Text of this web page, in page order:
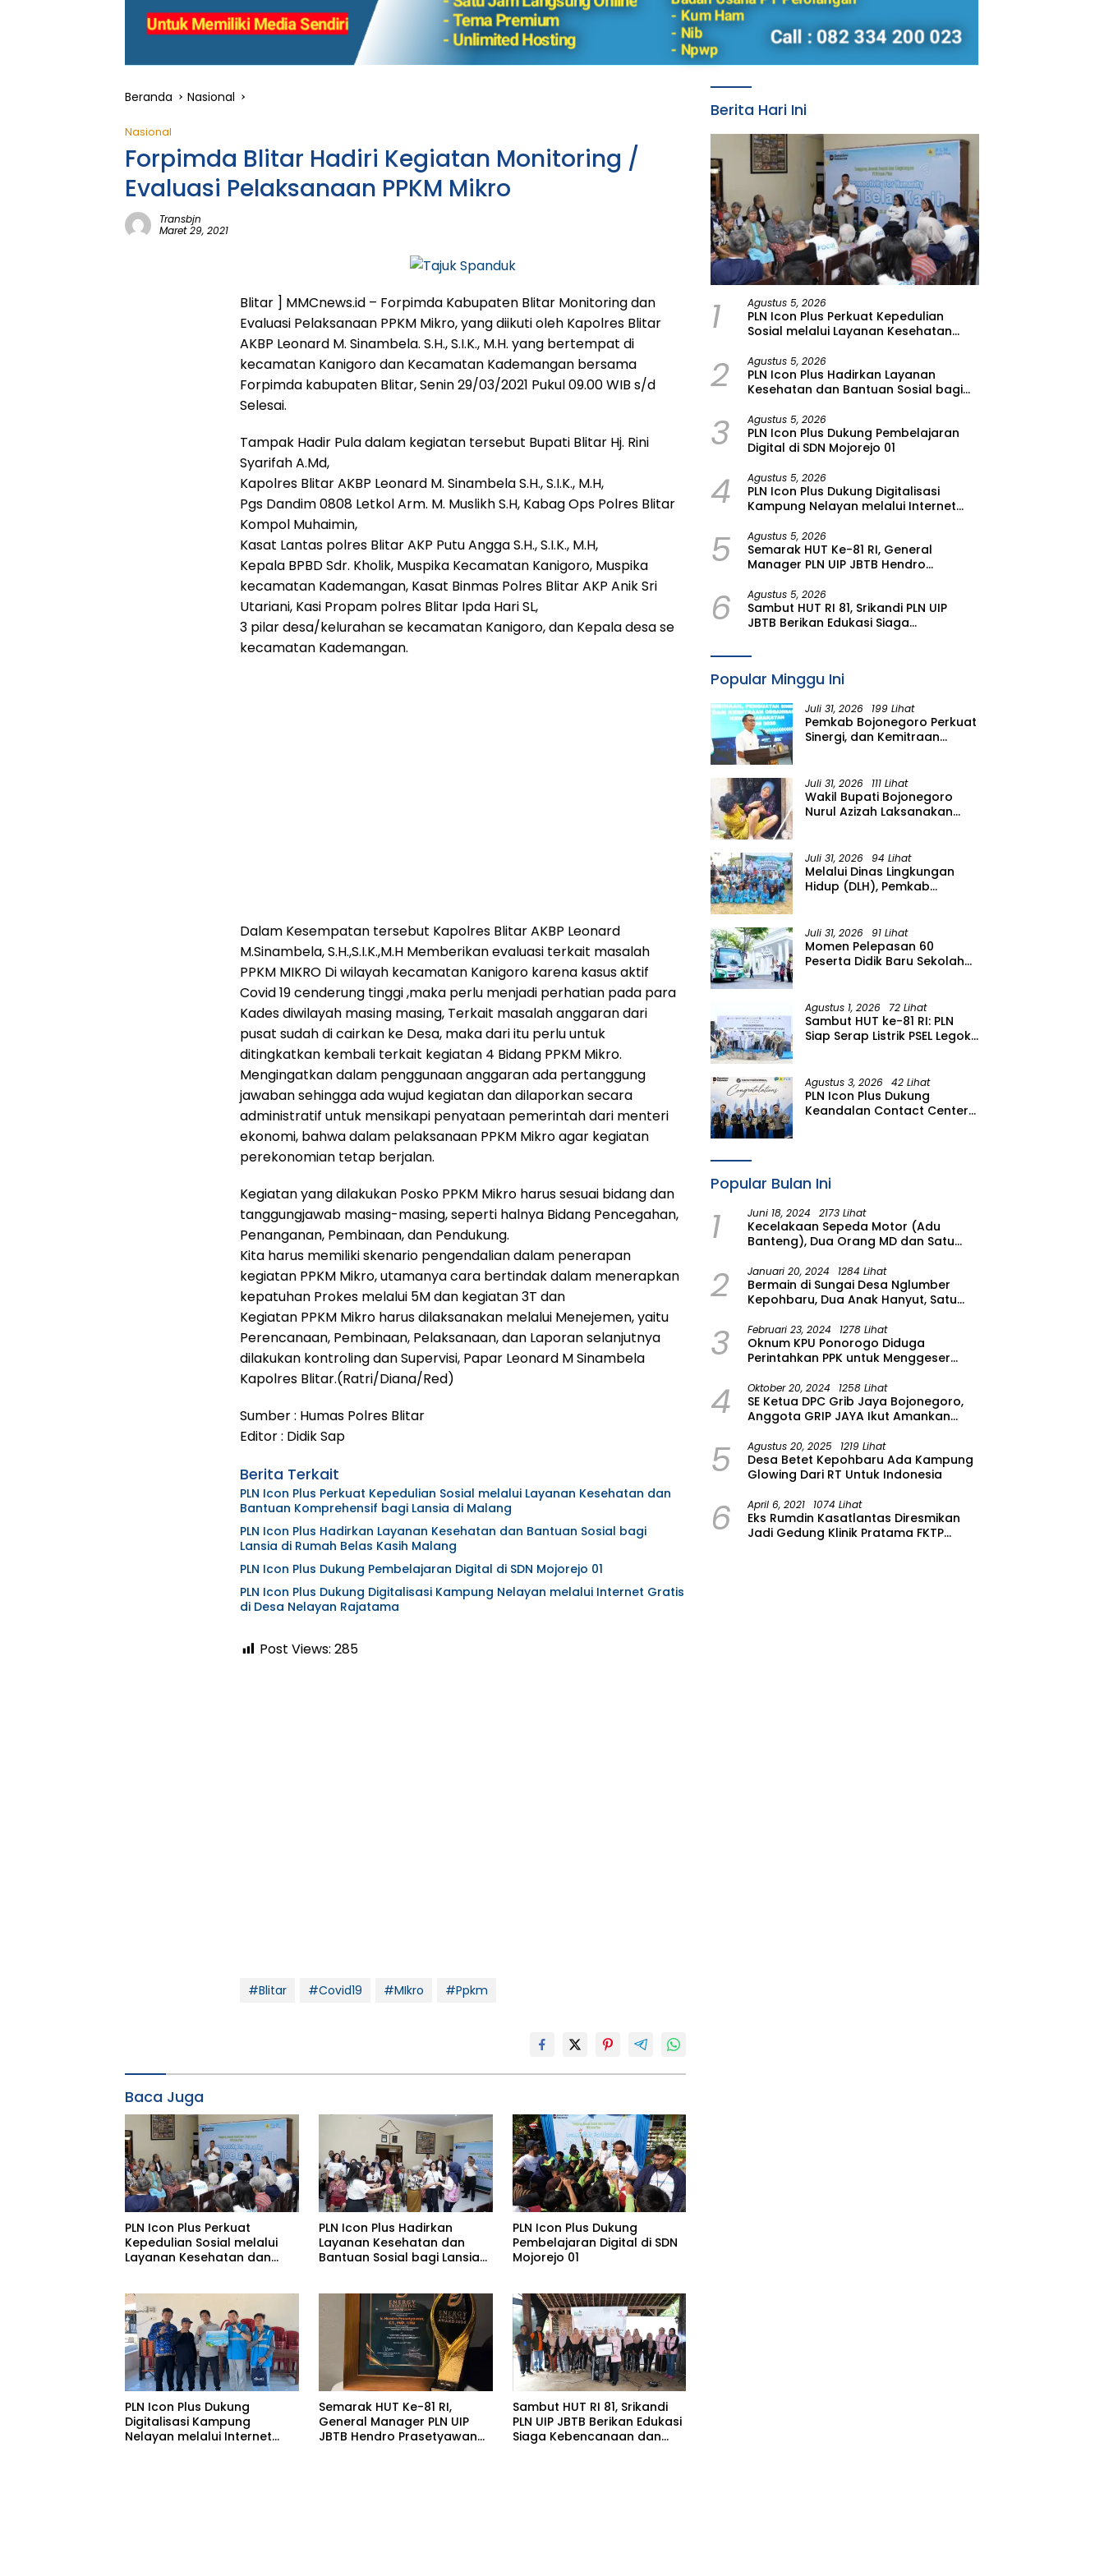
Beranda Nasional
Nasional
Forpimda Blitar Hadiri Kegiatan Monitoring /
Evaluasi Pelaksanaan PPKM Mikro
Transbjn
Maret 29, 2021
Blitar ] MMCnews.id – Forpimda Kabupaten Blitar Monitoring dan
Evaluasi Pelaksanaan PPKM Mikro, yang diikuti oleh Kapolres Blitar
AKBP Leonard M. Sinambela. S.H., S.I.K., M.H. yang bertempat di
kecamatan Kanigoro dan Kecamatan Kademangan bersama
Forpimda kabupaten Blitar, Senin 29/03/2021 Pukul 09.00 WIB s/d
Selesai.
Tampak Hadir Pula dalam kegiatan tersebut Bupati Blitar Hj. Rini
Syarifah A.Md,
Kapolres Blitar AKBP Leonard M. Sinambela S.H., S.I.K., M.H,
Pgs Dandim 0808 Letkol Arm. M. Muslikh S.H, Kabag Ops Polres Blitar
Kompol Muhaimin,
Kasat Lantas polres Blitar AKP Putu Angga S.H., S.I.K., M.H,
Kepala BPBD Sdr. Kholik, Muspika Kecamatan Kanigoro, Muspika
kecamatan Kademangan, Kasat Binmas Polres Blitar AKP Anik Sri
Utariani, Kasi Propam polres Blitar Ipda Hari SL,
3 pilar desa/kelurahan se kecamatan Kanigoro, dan Kepala desa se
kecamatan Kademangan.
Dalam Kesempatan tersebut Kapolres Blitar AKBP Leonard
M.Sinambela, S.H.,S.I.K.,M.H Memberikan evaluasi terkait masalah
PPKM MIKRO Di wilayah kecamatan Kanigoro karena kasus aktif
Covid 19 cenderung tinggi ,maka perlu menjadi perhatian pada para
Kades diwilayah masing masing, Terkait masalah anggaran dari
pusat sudah di cairkan ke Desa, maka dari itu perlu untuk
ditingkatkan kembali terkait kegiatan 4 Bidang PPKM Mikro.
Mengingatkan dalam penggunaan anggaran ada pertanggung
jawaban sehingga ada wujud kegiatan dan dilaporkan secara
administratif untuk mensikapi penyataan pemerintah dari menteri
ekonomi, bahwa dalam pelaksanaan PPKM Mikro agar kegiatan
perekonomian tetap berjalan.
Kegiatan yang dilakukan Posko PPKM Mikro harus sesuai bidang dan
tanggungjawab masing-masing, seperti halnya Bidang Pencegahan,
Penanganan, Pembinaan, dan Pendukung.
Kita harus memiliki skenario pengendalian dalam penerapan
kegiatan PPKM Mikro, utamanya cara bertindak dalam menerapkan
kepatuhan Prokes melalui 5M dan kegiatan 3T dan
Kegiatan PPKM Mikro harus dilaksanakan melalui Menejemen, yaitu
Perencanaan, Pembinaan, Pelaksanaan, dan Laporan selanjutnya
dilakukan kontroling dan Supervisi, Papar Leonard M Sinambela
Kapolres Blitar.(Ratri/Diana/Red)
Sumber : Humas Polres Blitar
Editor : Didik Sap
Berita Terkait
PLN Icon Plus Perkuat Kepedulian Sosial melalui Layanan Kesehatan dan
Bantuan Komprehensif bagi Lansia di Malang
PLN Icon Plus Hadirkan Layanan Kesehatan dan Bantuan Sosial bagi
Lansia di Rumah Belas Kasih Malang
PLN Icon Plus Dukung Pembelajaran Digital di SDN Mojorejo 01
PLN Icon Plus Dukung Digitalisasi Kampung Nelayan melalui Internet Gratis
di Desa Nelayan Rajatama
Post Views: 285
#Blitar #Covid19 #MIkro #Ppkm
Baca Juga
PLN Icon Plus Perkuat
Kepedulian Sosial melalui
Layanan Kesehatan dan
PLN Icon Plus Hadirkan
Layanan Kesehatan dan
Bantuan Sosial bagi Lansia
PLN Icon Plus Dukung
Pembelajaran Digital di SDN
Mojorejo 01
PLN Icon Plus Dukung
Digitalisasi Kampung
Nelayan melalui Internet
Semarak HUT Ke-81 RI,
General Manager PLN UIP
JBTB Hendro Prasetyawan
Sambut HUT RI 81, Srikandi
PLN UIP JBTB Berikan Edukasi
Siaga Kebencanaan dan
Berita Hari Ini
1 Agustus 5, 2026
PLN Icon Plus Perkuat Kepedulian
Sosial melalui Layanan Kesehatan
Lansia di Malang
2 Agustus 5, 2026
PLN Icon Plus Hadirkan Layanan
Kesehatan dan Bantuan Sosial bagi
3 Agustus 5, 2026
PLN Icon Plus Dukung Pembelajaran
Digital di SDN Mojorejo 01
4 Agustus 5, 2026
PLN Icon Plus Dukung Digitalisasi
Kampung Nelayan melalui Internet
5 Agustus 5, 2026
Semarak HUT Ke-81 RI, General
Manager PLN UIP JBTB Hendro
Prestisius
6 Agustus 5, 2026
Sambut HUT RI 81, Srikandi PLN UIP
JBTB Berikan Edukasi Siaga
Komunitas Perempuan Tangguh
Banyuwangi
Popular Minggu Ini
Juli 31, 2026 199 Lihat
Pemkab Bojonegoro Perkuat
Sinergi, dan Kemitraan
Juli 31, 2026 111 Lihat
Wakil Bupati Bojonegoro
Nurul Azizah Laksanakan
Juli 31, 2026 94 Lihat
Melalui Dinas Lingkungan
Hidup (DLH), Pemkab
Pacing
Juli 31, 2026 91 Lihat
Momen Pelepasan 60
Peserta Didik Baru Sekolah
Tahun Ajaran 2026/2027
Agustus 1, 2026 72 Lihat
Sambut HUT ke-81 RI: PLN
Siap Serap Listrik PSEL Legok
Berkelanjutan di Jawa Barat
Agustus 3, 2026 42 Lihat
PLN Icon Plus Dukung
Keandalan Contact Center
Popular Bulan Ini
1 Juni 18, 2024 2173 Lihat
Kecelakaan Sepeda Motor (Adu
Banteng), Dua Orang MD dan Satu
2 Januari 20, 2024 1284 Lihat
Bermain di Sungai Desa Nglumber
Kepohbaru, Dua Anak Hanyut, Satu
Masih Dalam Pencarian
3 Februari 23, 2024 1278 Lihat
Oknum KPU Ponorogo Diduga
Perintahkan PPK untuk Menggeser
Provinsi Asal Partai Gerindra
4 Oktober 20, 2024 1258 Lihat
SE Ketua DPC Grib Jaya Bojonegoro,
Anggota GRIP JAYA Ikut Amankan
Wilayah Bojonegoro
5 Agustus 20, 2025 1219 Lihat
Desa Betet Kepohbaru Ada Kampung
Glowing Dari RT Untuk Indonesia
6 April 6, 2021 1074 Lihat
Eks Rumdin Kasatlantas Diresmikan
Jadi Gedung Klinik Pratama FKTP